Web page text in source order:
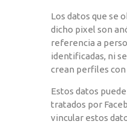
Los datos que se
dicho pixel son
referencia a
identificadas, ni
crean perfiles con
Estos datos
tratados por
vincular estos